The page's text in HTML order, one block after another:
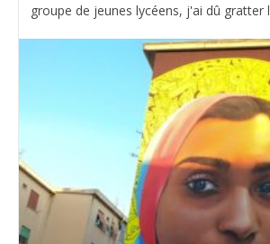
groupe de jeunes lycéens, j'ai dû gratter